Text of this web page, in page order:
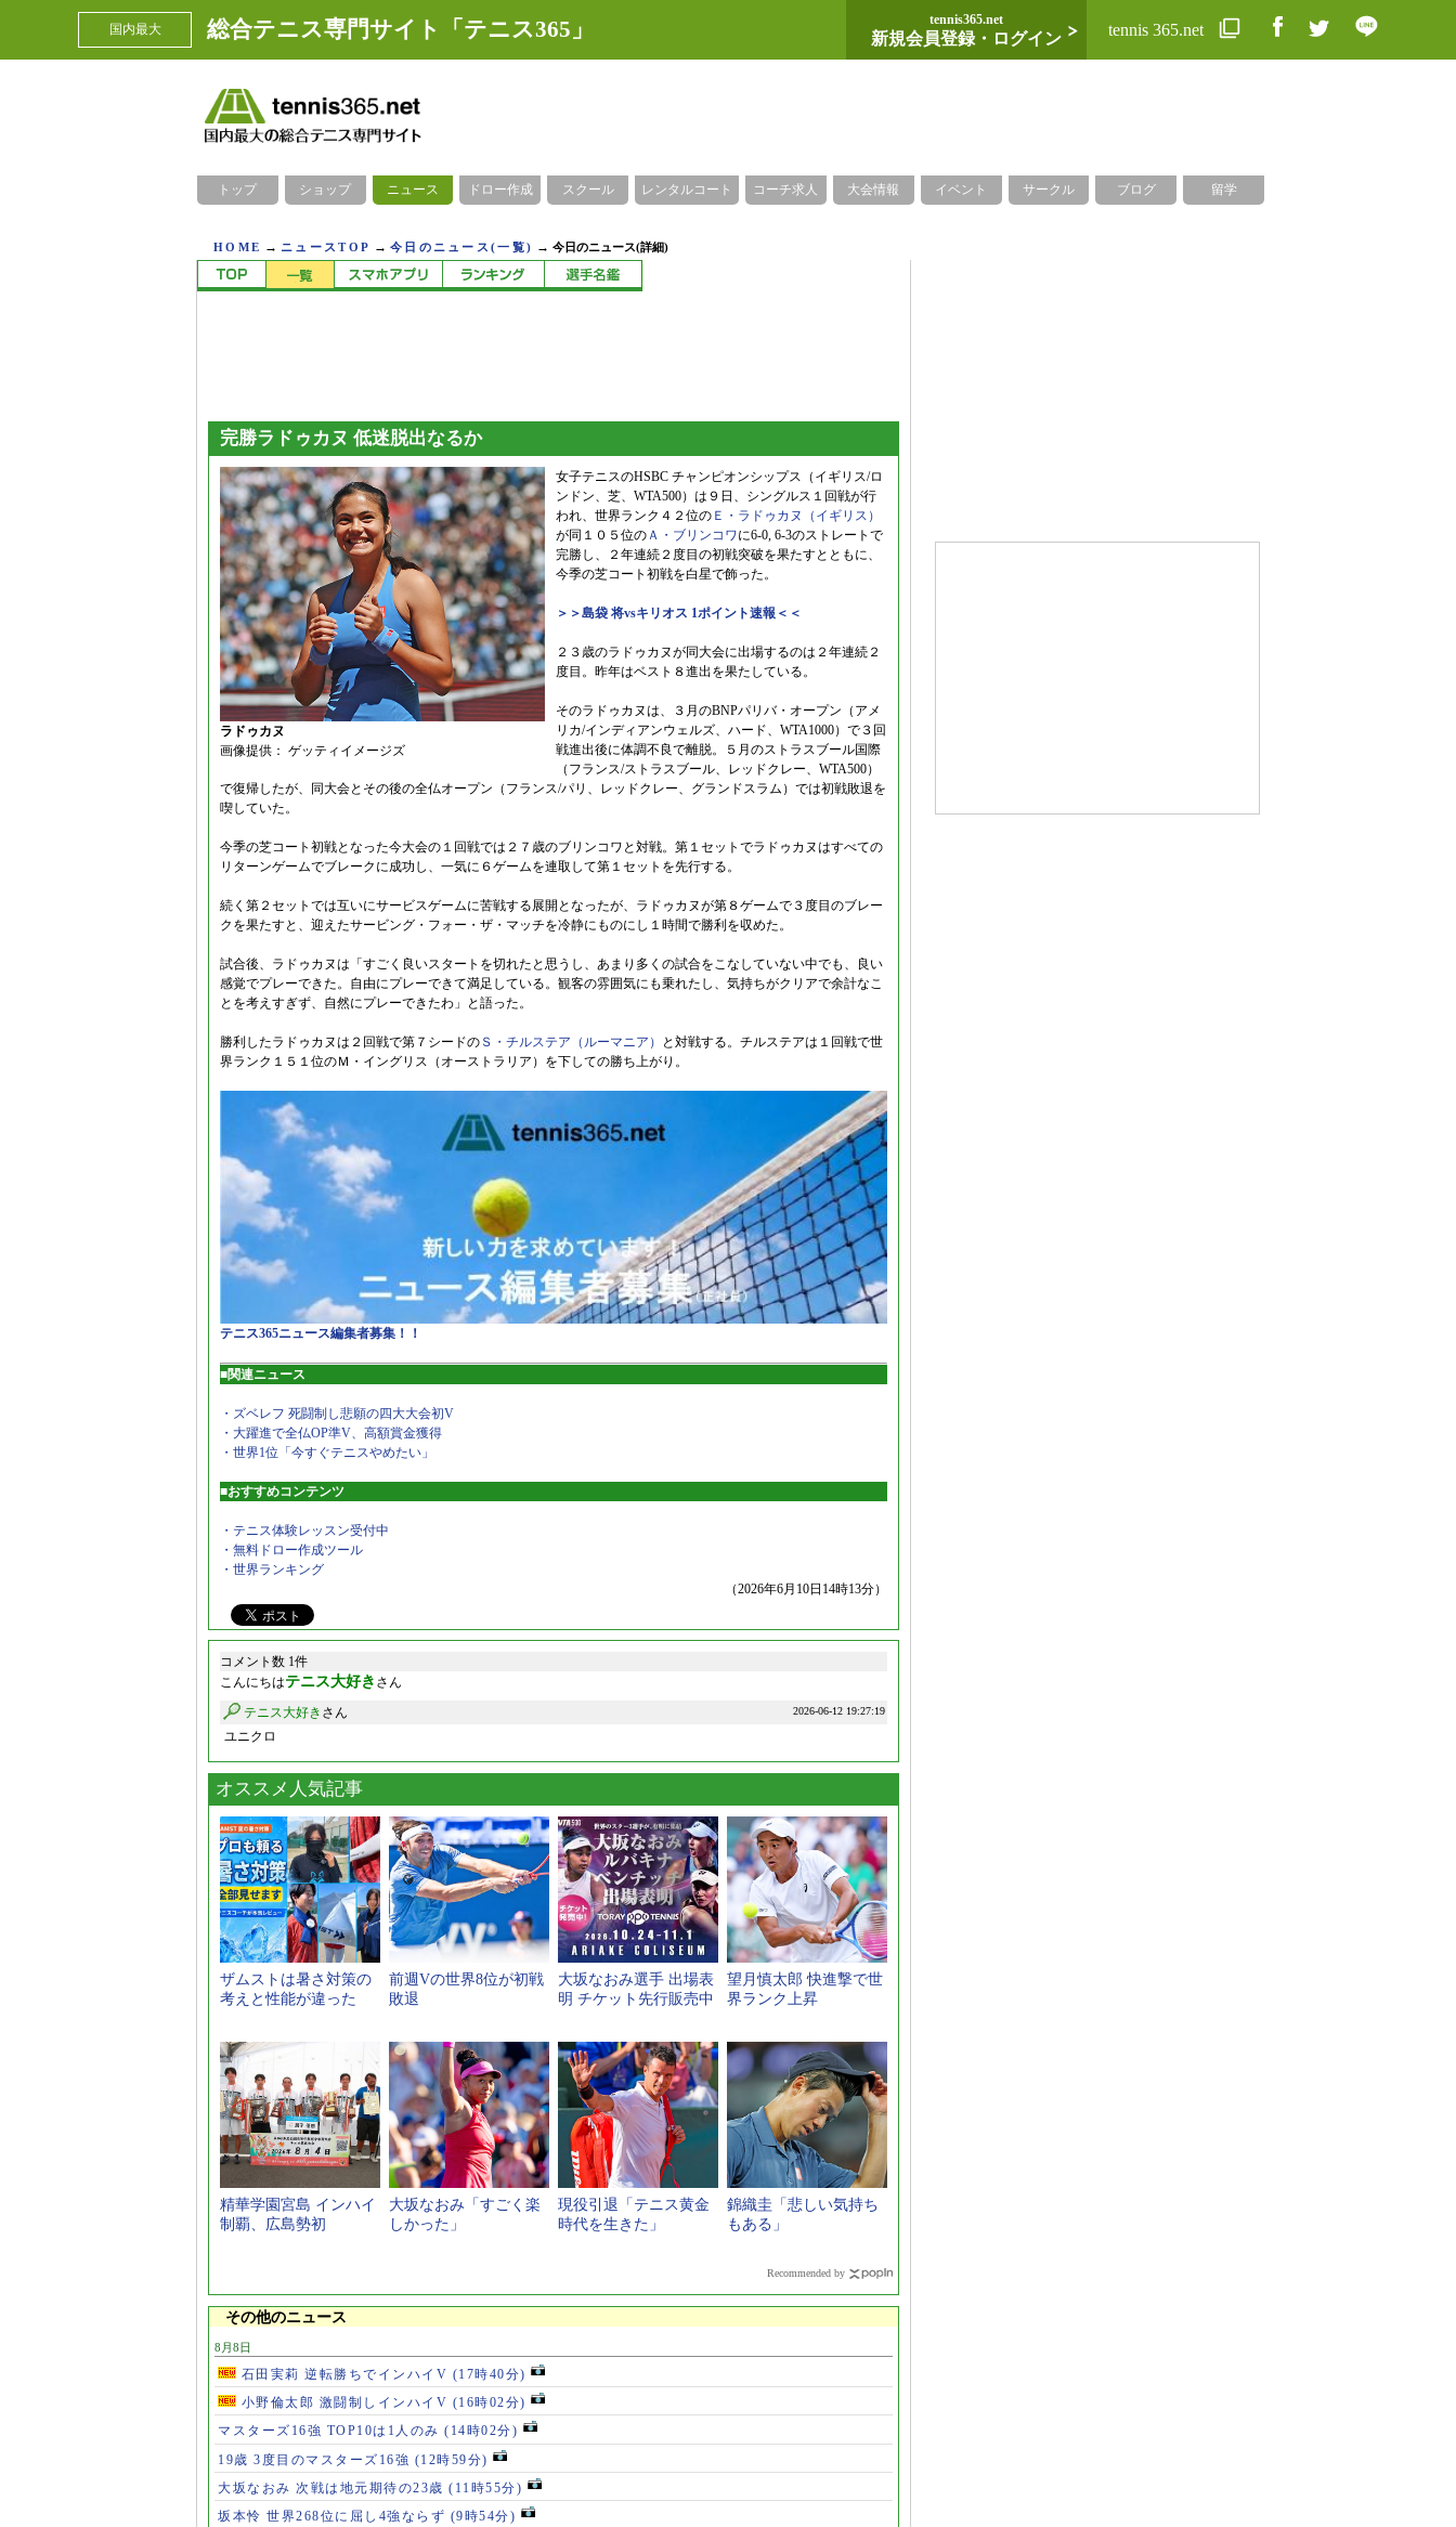
国内最大 総合テニス専門サイト「テニス365」 tennis365.net
新規会員登録・ログイン tennis 365.net
トップ ショップ ニュース ドロー作成 スクール レンタルコート コーチ求人 大会情報 イベント サークル ブログ 留学
HOME → ニュースTOP →今日のニュース(一覧) →今日のニュース(詳細)
完勝ラドゥカヌ 低迷脱出なるか
ラドゥカヌ
画像提供： ゲッティイメージズ
女子テニスのHSBC チャンピオンシップス（イギリス/ロ
ンドン、芝、WTA500）は９日、シングルス１回戦が行
われ、世界ランク４２位の Ｅ・ラドゥカヌ（イギリス）
が同１０５位のＡ・ブリンコワに6-0, 6-3のストレートで
完勝し、２年連続２度目の初戦突破を果たすとともに、
今季の芝コート初戦を白星で飾った。
＞＞島袋 将vsキリオス 1ポイント速報＜＜
２３歳のラドゥカヌが同大会に出場するのは２年連続２
度目。昨年はベスト８進出を果たしている。
そのラドゥカヌは、３月のBNPパリバ・オープン（アメ
リカ/インディアンウェルズ、ハード、WTA1000）で３回
戦進出後に体調不良で離脱。５月のストラスブール国際
（フランス/ストラスブール、レッドクレー、WTA500）
で復帰したが、同大会とその後の全仏オープン（フランス/パリ、レッドクレー、グランドスラム）では初戦敗退を
喫していた。
今季の芝コート初戦となった今大会の１回戦では２７歳のブリンコワと対戦。第１セットでラドゥカヌはすべての
リターンゲームでブレークに成功し、一気に６ゲームを連取して第１セットを先行する。
続く第２セットでは互いにサービスゲームに苦戦する展開となったが、ラドゥカヌが第８ゲームで３度目のブレー
クを果たすと、迎えたサービング・フォー・ザ・マッチを冷静にものにし１時間で勝利を収めた。
試合後、ラドゥカヌは「すごく良いスタートを切れたと思うし、あまり多くの試合をこなしていない中でも、良い
感覚でプレーできた。自由にプレーできて満足している。観客の雰囲気にも乗れたし、気持ちがクリアで余計なこ
とを考えすぎず、自然にプレーできたわ」と語った。
勝利したラドゥカヌは２回戦で第７シードの Ｓ・チルステア（ルーマニア）
と対戦する。チルステアは１回戦で世
界ランク１５１位のＭ・イングリス（オーストラリア）を下しての勝ち上がり。
テニス365ニュース編集者募集！！
■関連ニュース
・ズベレフ 死闘制し悲願の四大大会初V
・大躍進で全仏OP準V、高額賞金獲得
・世界1位「今すぐテニスやめたい」
■おすすめコンテンツ
・テニス体験レッスン受付中
・無料ドロー作成ツール
・世界ランキング
（2026年6月10日14時13分）
コメント数 1件
こんにちはテニス大好き さん
2026-06-12 19:27:19
テニス大好き さん
ユニクロ
オススメ人気記事
ザムストは暑さ対策の
考えと性能が違った
前週Vの世界8位が初戦
敗退
大坂なおみ選手 出場表
明 チケット先行販売中
望月慎太郎 快進撃で世
界ランク上昇
精華学園宮島 インハイ
制覇、広島勢初
大坂なおみ「すごく楽
しかった」
現役引退「テニス黄金
時代を生きた」
錦織圭「悲しい気持ち
もある」
Recommended by
その他のニュース
8月8日
石田実莉 逆転勝ちでインハイV (17時40分)
小野倫太郎 激闘制しインハイV (16時02分)
マスターズ16強 TOP10は1人のみ (14時02分)
19歳 3度目のマスターズ16強 (12時59分)
大坂なおみ 次戦は地元期待の23歳 (11時55分)
坂本怜 世界268位に屈し4強ならず (9時54分)